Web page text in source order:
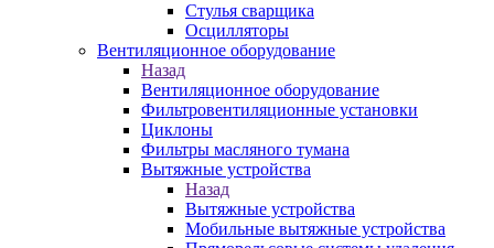
Стулья сварщика
Осцилляторы
Вентиляционное оборудование
Назад
Вентиляционное оборудование
Фильтровентиляционные установки
Циклоны
Фильтры масляного тумана
Вытяжные устройства
Назад
Вытяжные устройства
Мобильные вытяжные устройства